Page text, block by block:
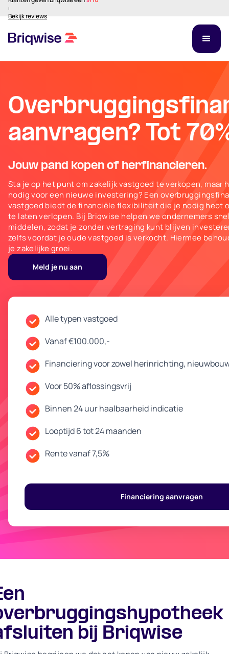
⏐
Bekijk reviews
aanvragen? Tot
Jouw pand kopen of herfinancieren.
Sta je op het punt om zakelijk vastgoed te verkopen, maar
nodig voor een nieuwe investering? Een
vastgoed biedt de financiële flexibiliteit die je nodig hebt
te laten verlopen. Bij Briqwise helpen we ondernemers
middelen, zodat je zonder vertraging kunt blijven
zelfs voordat je oude vastgoed is verkocht. Hiermee
je zakelijke groei.
Meld je nu aan
Alle typen vastgoed
Vanaf €100.000,-
Financiering voor zowel herinrichting,
Voor 50% aflossingsvrij
Binnen 24 uur haalbaarheid indicatie
Looptijd 6 tot 24 maanden
Rente vanaf 7,5%
Financiering aanvragen
bij Briqwise